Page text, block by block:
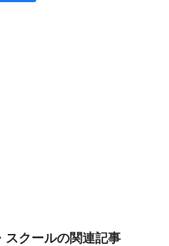
スクールの関連記事